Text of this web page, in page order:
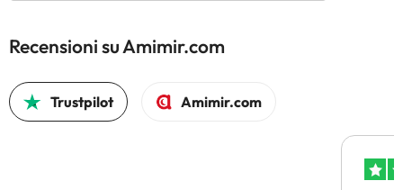
Recensioni su Amimir.com
Trustpilot Amimir.com